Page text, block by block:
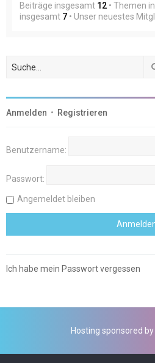
Beiträge insgesamt 12 • Themen
insgesamt 7 • Unser neuestes
Anmelden • Registrieren
Benutzername:
Passwort:
Angemeldet bleiben
Ich habe mein Passwort vergessen
Hosting sponsored by